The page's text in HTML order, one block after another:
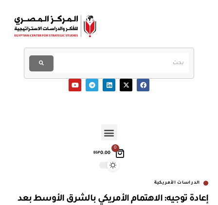
0
EGP0.00
الدراسات الأمريكية
إعادة توجيه: الاهتمام الأمريكي بالشرق الأوسط بعد